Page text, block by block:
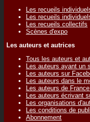
Les recueils
Les recueils
Les recueils collectifs
Scènes d'expo
Les auteurs et autrices
Tous les auteurs et
Les auteurs ayant un
Les auteurs sur
Les auteurs dans le
Les auteurs de
Les auteurs écrivant
Les organisations
Les conditions de
Abonnement